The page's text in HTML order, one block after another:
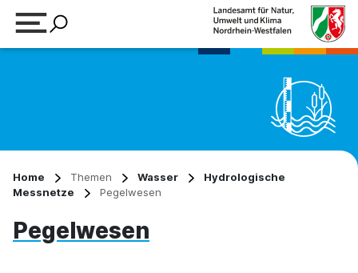
Home Themen Wasser
Hydrologische
Messnetze
Pegelwesen
Pegelwesen